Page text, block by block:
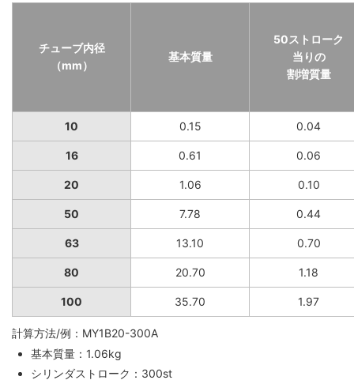
チューブ内径
（mm）
基本質量
50ストローク
当りの
割増質量
10 0.15 0.04
16 0.61 0.06
20 1.06 0.10
50 7.78 0.44
63 13.10 0.70
80 20.70 1.18
100 35.70 1.97
計算方法/例：MY1B20-300A
基本質量：1.06kg
シリンダストローク：300st